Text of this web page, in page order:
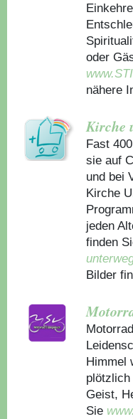
oder
nähere
Kirche
Fast
sie auf
und bei
Kirche
jeden
finden
Bilder
Himmel
Geist,
Sie